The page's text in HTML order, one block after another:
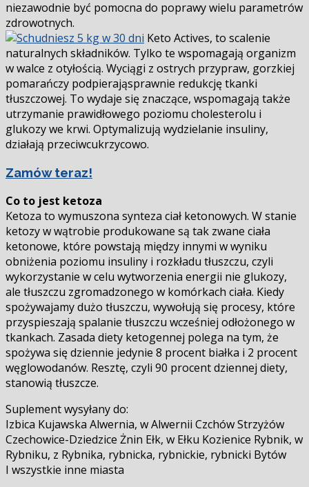
niezawodnie być pomocna do poprawy wielu parametrów
zdrowotnych.
Keto Actives, to scalenie
naturalnych składników. Tylko te wspomagają organizm
w walce z otyłością. Wyciągi z ostrych przypraw, gorzkiej
pomarańczy podpierająsprawnie redukcję tkanki
tłuszczowej. To wydaje się znaczące, wspomagają także
utrzymanie prawidłowego poziomu cholesterolu i
glukozy we krwi. Optymalizują wydzielanie insuliny,
działają przeciwcukrzycowo.
Zamów teraz!
Co to jest ketoza
Ketoza to wymuszona synteza ciał ketonowych. W stanie
ketozy w wątrobie produkowane są tak zwane ciała
ketonowe, które powstają między innymi w wyniku
obniżenia poziomu insuliny i rozkładu tłuszczu, czyli
wykorzystanie w celu wytworzenia energii nie glukozy,
ale tłuszczu zgromadzonego w komórkach ciała. Kiedy
spożywajamy dużo tłuszczu, wywołują się procesy, które
przyspieszają spalanie tłuszczu wcześniej odłożonego w
tkankach. Zasada diety ketogennej polega na tym, że
spożywa się dziennie jedynie 8 procent białka i 2 procent
węglowodanów. Resztę, czyli 90 procent dziennej diety,
stanowią tłuszcze.
Suplement wysyłany do:
Izbica Kujawska Alwernia, w Alwernii Czchów Strzyżów
Czechowice-Dziedzice Żnin Ełk, w Ełku Kozienice Rybnik, w
Rybniku, z Rybnika, rybnicka, rybnickie, rybnicki Bytów
I wszystkie inne miasta